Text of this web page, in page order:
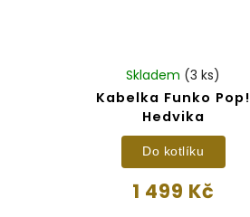
Kabelka Funko Pop!
Hedvika
Skladem (3 ks)
1 499 Kč
Do kotlíku